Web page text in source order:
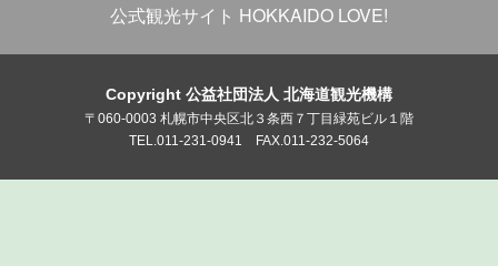
公式観光サイト HOKKAIDO LOVE!
Copyright 公益社団法人 北海道観光機構
〒060-0003 札幌市中央区北３条西７丁目緑苑ビル１階
TEL.011-231-0941 FAX.011-232-5064